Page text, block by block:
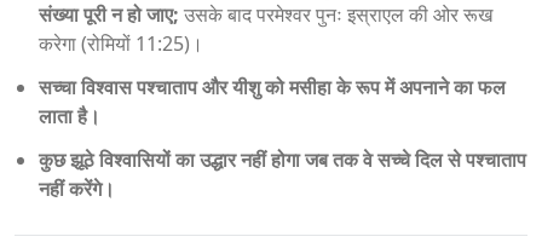
संख्या पूरी न हो जाए; उसके बाद परमेश्वर पुनः इस्राएल की ओर रूख
करेगा (रोमियों 11:25)।
सच्चा विश्वास पश्चाताप और यीशु को मसीहा के रूप में अपनाने का फल
लाता है।
कुछ झूठे विश्वासियों का उद्धार नहीं होगा जब तक वे सच्चे दिल से पश्चाताप
नहीं करेंगे।